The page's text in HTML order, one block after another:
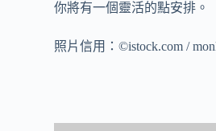
你將有一個靈活的點安排。
照片信用：©istock.com /